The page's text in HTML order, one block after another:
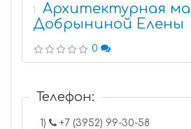
1
Архитектурная
Добрыниной Елены
0
Телефон:
1)
+7 (3952) 99-30-58